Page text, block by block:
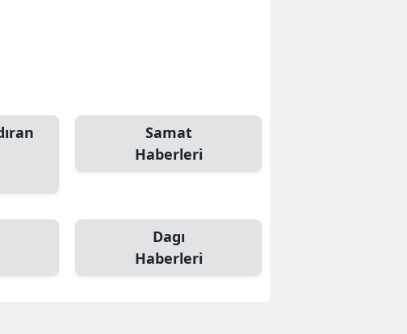
Samat
Haberleri
Dagı
Haberleri